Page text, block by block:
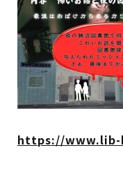
https://www.lib-
マン